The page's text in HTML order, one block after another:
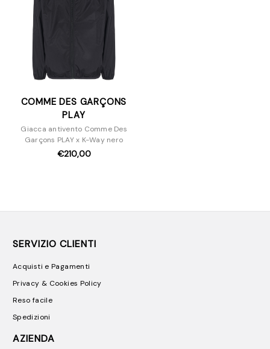
Pantaloni e Jeans
Borse
COMME DES GARÇONS
PLAY
Giacca antivento Comme Des
Garçons PLAY x K-Way nero
€210,00
SERVIZIO CLIENTI
Acquisti e Pagamenti
Privacy & Cookies Policy
Reso facile
Spedizioni
AZIENDA